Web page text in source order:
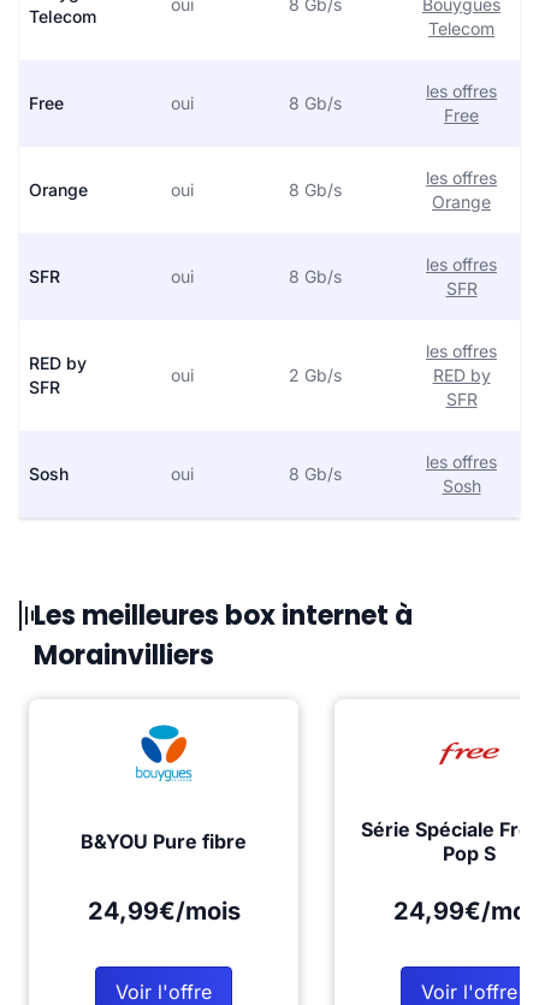
Telecom
oui 8 Gb/s
Bouygues
Telecom
Free oui 8 Gb/s
les offres
Free
Orange oui 8 Gb/s
les offres
Orange
SFR oui 8 Gb/s
les offres
SFR
RED by
SFR
oui 2 Gb/s
les offres
RED by
SFR
Sosh oui 8 Gb/s
les offres
Sosh
Les meilleures box internet à
Morainvilliers
B&YOU Pure fibre
24,99€/mois
Voir l'offre
Série Spéciale
Pop S
24,99€/
Voir l'offre